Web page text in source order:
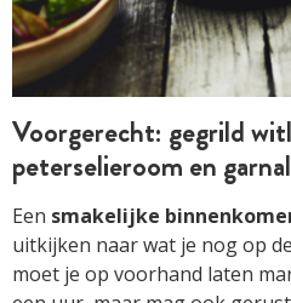
Voorgerecht: gegrild
peterselieroom en
Een smakelijke
uitkijken naar wat je nog op
moet je op voorhand laten